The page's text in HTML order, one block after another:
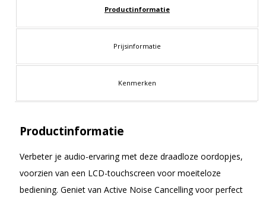
Productinformatie
Prijsinformatie
Kenmerken
Productinformatie
Verbeter je audio-ervaring met deze draadloze oordopjes,
voorzien van een LCD-touchscreen voor moeiteloze
bediening. Geniet van Active Noise Cancelling voor perfect